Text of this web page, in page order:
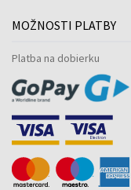
MOŽNOSTI PLATBY
Platba na dobierku